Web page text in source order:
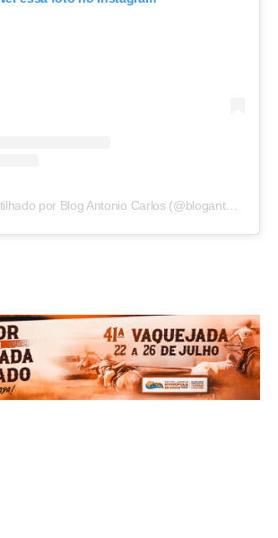
Um post compartilhado por Blog Antonio Carlos (@blogantoniocarlos)